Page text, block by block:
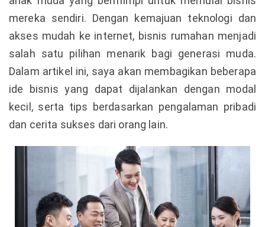
mereka sendiri. Dengan kemajuan teknologi dan
akses mudah ke internet, bisnis rumahan menjadi
salah satu pilihan menarik bagi generasi muda.
Dalam artikel ini, saya akan membagikan beberapa
ide bisnis yang dapat dijalankan dengan modal
kecil, serta tips berdasarkan pengalaman pribadi
dan cerita sukses dari orang lain.